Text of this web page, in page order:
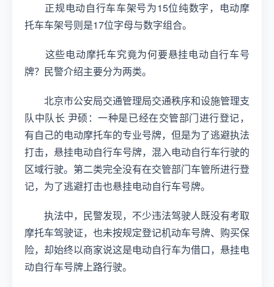
正规电动自行车车架号为15位纯数字，电动摩
托车车架号则是17位字母与数字组合。
这些电动摩托车究竟为何要悬挂电动自行车号
牌？民警介绍主要分为两类。
北京市公安局交通管理局交通秩序和设施管理支
队中队长 尹硕：一种是已经在交管部门进行登记，
有自己的电动摩托车的专业号牌，但是为了逃避执法
打击，悬挂电动自行车号牌，混入电动自行车行驶的
区域行驶。第二类完全没有在交管部门车管所进行登
记，为了逃避打击也悬挂电动自行车号牌。
执法中，民警发现，不少违法驾驶人既没有考取
摩托车驾驶证，也未按规定登记机动车号牌、购买保
险，却始终以商家说这是电动自行车为借口，悬挂电
动自行车号牌上路行驶。